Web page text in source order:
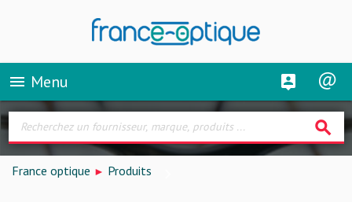
menu Menu
search
France optique Produits